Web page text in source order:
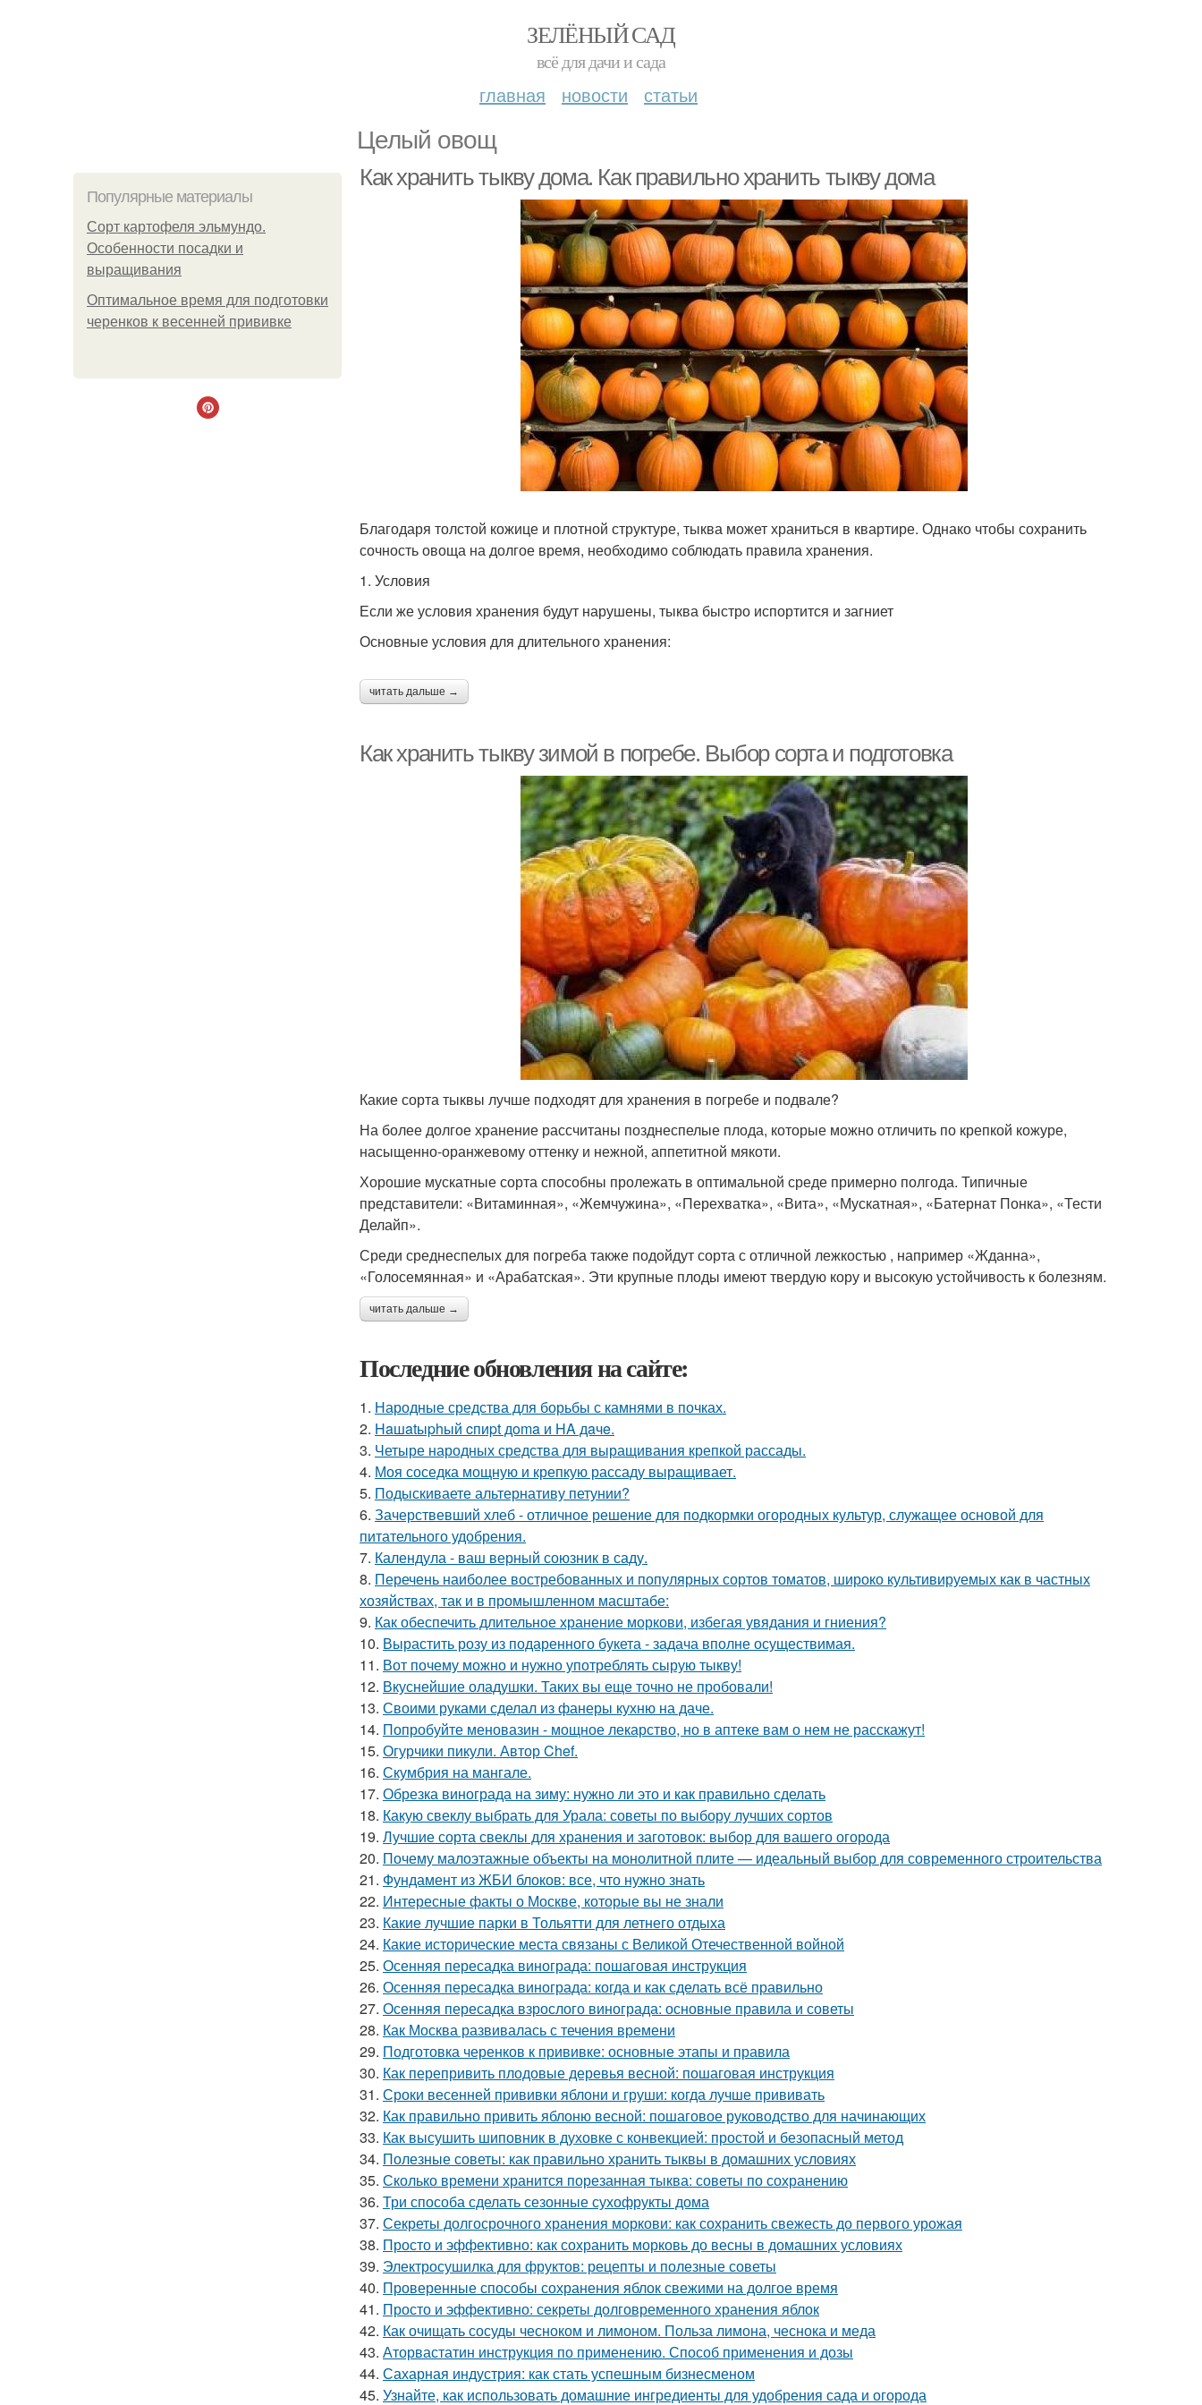
ЗЕЛЁНЫЙ САД
всё для дачи и сада
главная новости статьи
Целый овощ
Популярные материалы
Сорт картофеля эльмундо.
Особенности посадки и
выращивания
Оптимальное время для подготовки
черенков к весенней прививке
Как хранить тыкву дома. Как правильно хранить тыкву дома
Благодаря толстой кожице и плотной структуре, тыква может храниться в квартире. Однако чтобы сохранить
сочность овоща на долгое время, необходимо соблюдать правила хранения.
1. Условия
Если же условия хранения будут нарушены, тыква быстро испортится и загниет
Основные условия для длительного хранения:
читать дальше →
Как хранить тыкву зимой в погребе. Выбор сорта и подготовка
Какие сорта тыквы лучше подходят для хранения в погребе и подвале?
На более долгое хранение рассчитаны позднеспелые плода, которые можно отличить по крепкой кожуре,
насыщенно-оранжевому оттенку и нежной, аппетитной мякоти.
Хорошие мускатные сорта способны пролежать в оптимальной среде примерно полгода. Типичные
представители: «Витаминная», «Жемчужина», «Перехватка», «Вита», «Мускатная», «Батернат Понка», «Тести
Делайп».
Среди среднеспелых для погреба также подойдут сорта с отличной лежкостью , например «Жданна»,
«Голосемянная» и «Арабатская». Эти крупные плоды имеют твердую кору и высокую устойчивость к болезням.
читать дальше →
Последние обновления на сайте:
1. Народные средства для борьбы с камнями в почках.
2. Haшatыphый cпиpt дoma и HA дaчe.
3. Четыре народных средства для выращивания крепкой рассады.
4. Моя соседка мощную и крепкую рассаду выращивает.
5. Подыскиваете альтернативу петунии?
6. Зачерствевший хлеб - отличное решение для подкормки огородных культур, служащее основой для
питательного удобрения.
7. Календула - ваш верный союзник в саду.
8. Перечень наиболее востребованных и популярных сортов томатов, широко культивируемых как в частных
хозяйствах, так и в промышленном масштабе:
9. Как обеспечить длительное хранение моркови, избегая увядания и гниения?
10. Вырастить розу из подаренного букета - задача вполне осуществимая.
11. Вот почему можно и нужно употреблять сырую тыкву!
12. Вкуснейшие оладушки. Таких вы еще точно не пробовали!
13. Своими руками сделал из фанеры кухню на даче.
14. Попробуйте меновазин - мощное лекарство, но в аптеке вам о нем не расскажут!
15. Огурчики пикули. Автор Chef.
16. Скумбрия на мангале.
17. Обрезка винограда на зиму: нужно ли это и как правильно сделать
18. Какую свеклу выбрать для Урала: советы по выбору лучших сортов
19. Лучшие сорта свеклы для хранения и заготовок: выбор для вашего огорода
20. Почему малоэтажные объекты на монолитной плите — идеальный выбор для современного строительства
21. Фундамент из ЖБИ блоков: все, что нужно знать
22. Интересные факты о Москве, которые вы не знали
23. Какие лучшие парки в Тольятти для летнего отдыха
24. Какие исторические места связаны с Великой Отечественной войной
25. Осенняя пересадка винограда: пошаговая инструкция
26. Осенняя пересадка винограда: когда и как сделать всё правильно
27. Осенняя пересадка взрослого винограда: основные правила и советы
28. Как Москва развивалась с течения времени
29. Подготовка черенков к прививке: основные этапы и правила
30. Как перепривить плодовые деревья весной: пошаговая инструкция
31. Сроки весенней прививки яблони и груши: когда лучше прививать
32. Как правильно привить яблоню весной: пошаговое руководство для начинающих
33. Как высушить шиповник в духовке с конвекцией: простой и безопасный метод
34. Полезные советы: как правильно хранить тыквы в домашних условиях
35. Сколько времени хранится порезанная тыква: советы по сохранению
36. Три способа сделать сезонные сухофрукты дома
37. Секреты долгосрочного хранения моркови: как сохранить свежесть до первого урожая
38. Просто и эффективно: как сохранить морковь до весны в домашних условиях
39. Электросушилка для фруктов: рецепты и полезные советы
40. Проверенные способы сохранения яблок свежими на долгое время
41. Просто и эффективно: секреты долговременного хранения яблок
42. Как очищать сосуды чесноком и лимоном. Польза лимона, чеснока и меда
43. Аторвастатин инструкция по применению. Способ применения и дозы
44. Сахарная индустрия: как стать успешным бизнесменом
45. Узнайте, как использовать домашние ингредиенты для удобрения сада и огорода